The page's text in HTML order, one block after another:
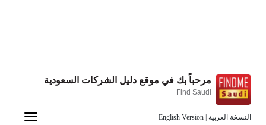
النسخة العربية English Version
مرحباً بك في موقع دليل الشركات السعودية
Find Saudi
Toggle